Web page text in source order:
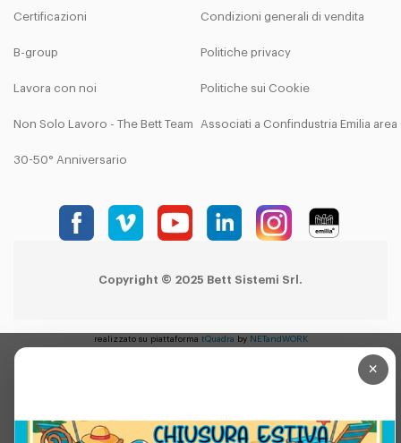
Certificazioni
B-group
Lavora con noi
Non Solo Lavoro - The Bett Team
30-50° Anniversario
Condizioni generali di vendita
Politiche privacy
Politiche sui Cookie
Associati a Confindustria Emilia
Copyright © 2025 Bett Sistemi Srl.
×
realizzato su piattaforma tQuadra by NETandWORK